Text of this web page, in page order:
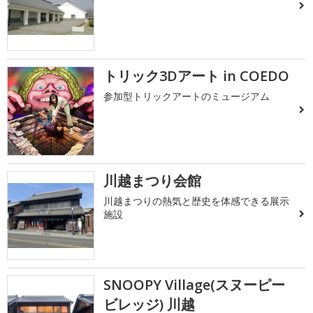
トリック3Dアート in COEDO
参加型トリックアートのミュージアム
川越まつり会館
川越まつりの熱気と歴史を体感できる展示
施設
SNOOPY Village(スヌーピー
ビレッジ) 川越